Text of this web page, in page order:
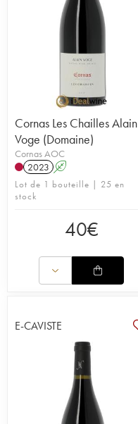
Cornas Les Chailles Alain
Voge (Domaine)
Cornas AOC
2023 A
Lot de 1 bouteille | 25 en
stock
40€
E-CAVISTE